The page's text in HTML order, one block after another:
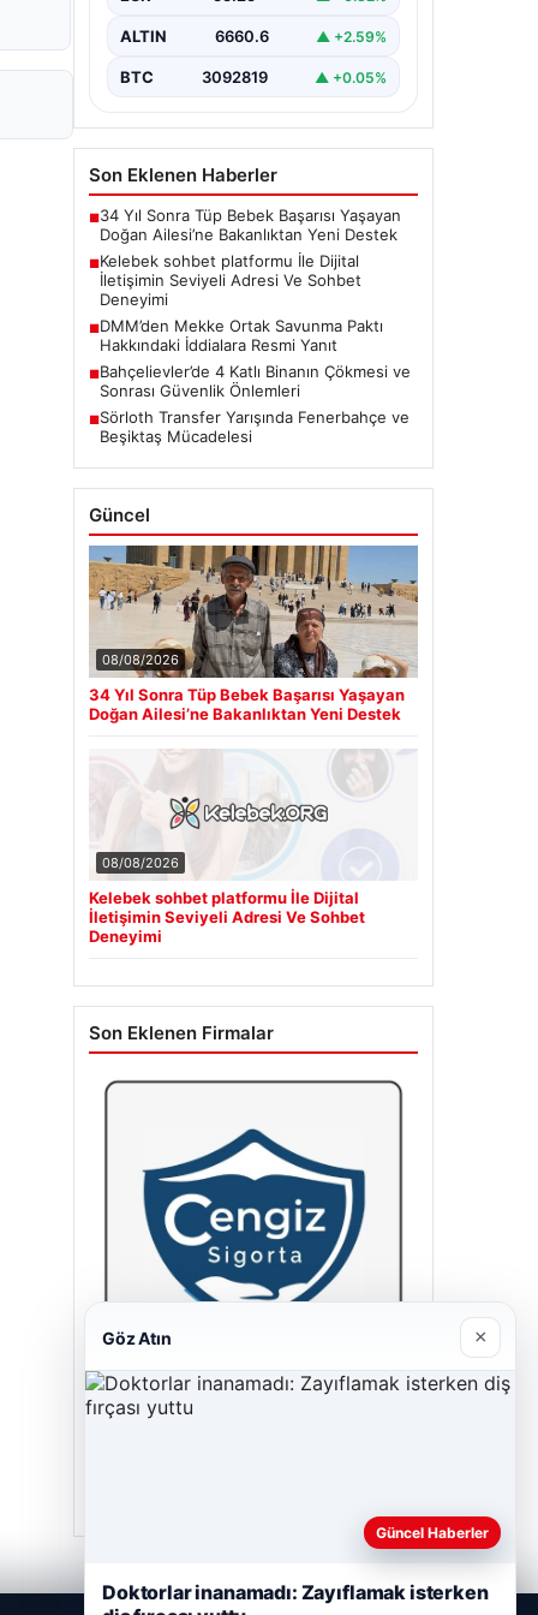
bir şekilde iletişim kurması ciddi bir
ALTIN 6660.6 ▲ +2.59%
BTC 3092819 ▲ +0.05%
Son Eklenen Haberler
■34 Yıl Sonra Tüp Bebek Başarısı Yaşayan
Doğan Ailesi’ne Bakanlıktan Yeni Destek
■Kelebek sohbet platformu İle Dijital
İletişimin Seviyeli Adresi Ve Sohbet
Deneyimi
■DMM’den Mekke Ortak Savunma Paktı
Hakkındaki İddialara Resmi Yanıt
■Bahçelievler’de 4 Katlı Binanın Çökmesi ve
Sonrası Güvenlik Önlemleri
■Sörloth Transfer Yarışında Fenerbahçe ve
Beşiktaş Mücadelesi
Güncel
08/08/2026
34 Yıl Sonra Tüp Bebek Başarısı Yaşayan
Doğan Ailesi’ne Bakanlıktan Yeni Destek
08/08/2026
Kelebek sohbet platformu İle Dijital
İletişimin Seviyeli Adresi Ve Sohbet
Deneyimi
Son Eklenen Firmalar
Cengiz Sigorta
Göz Atın ×
Güncel Haberler
Doktorlar inanamadı: Zayıflamak isterken